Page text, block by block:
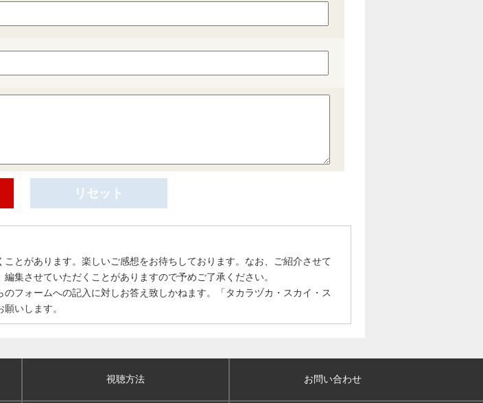
とがあります。楽しいご感想をお待ちしております。なお、ご紹介させて
集させていただくことがありますので予めご了承ください。
フォームへの記入に対しお答え致しかねます。「タカラヅカ・スカイ・ス
いします。
視聴方法 お問い合わせ